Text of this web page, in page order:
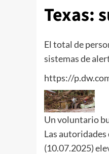
Texas:
El total de
sistemas de
https://
Un voluntario
Las
(10.07.2025)